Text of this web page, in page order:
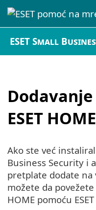
ESET Small
ESET HOME
Ako ste već
Business Security i
pretplate dodate na
možete da
HOME pomoću